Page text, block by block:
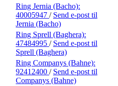
Ring Jernia (Bacho):
40005947 / Send e-post til
Jernia (Bacho)
Ring Sprell (Baghera):
47484995 / Send e-post til
Sprell (Baghera)
Ring Companys (Bahne):
92412400 / Send e-post til
Companys (Bahne)